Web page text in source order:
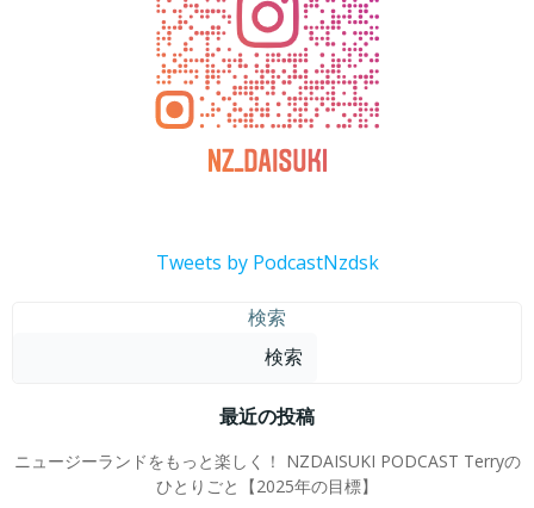
Tweets by PodcastNzdsk
検索
検索
最近の投稿
ニュージーランドをもっと楽しく！ NZDAISUKI PODCAST Terryの
ひとりごと【2025年の目標】